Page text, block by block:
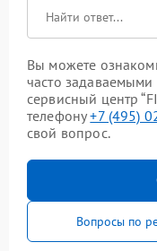
Вы можете
часто
сервисный центр
телефону+7 (495)
свой вопрос.
Вопросы по